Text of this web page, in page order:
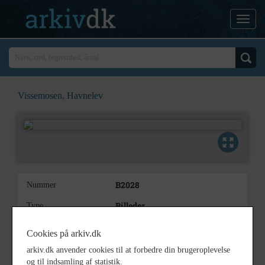
Vissemosen, Havnelev
Nummer B2028
Type Billeder
Periode 1920 - 1925
Cookies på arkiv.dk
arkiv.dk anvender cookies til at forbedre din brugeroplevelse
og til indsamling af statistik.